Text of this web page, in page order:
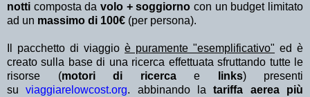
notti composta davolo + soggiorno con un budget limitato
ad un massimo di 100€ (per persona).
Il pacchetto di viaggio è puramente "esemplificativo" ed è
creato sulla base di una ricerca effettuata sfruttando tutte le
risorse (motori di ricerca e links) presenti
suviaggiarelowcost.org. abbinando la tariffa aerea più